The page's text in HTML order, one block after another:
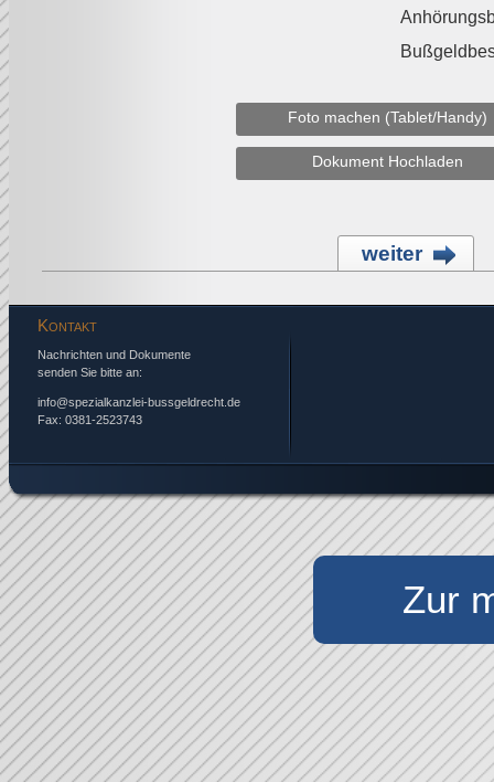
Foto machen (Tablet/Handy)
Dokument Hochladen
weiter
Kontakt
Nachrichten und Dokumente
senden Sie bitte an:
info@spezialkanzlei-bussgeldrecht.de
Fax: 0381-2523743
Zur